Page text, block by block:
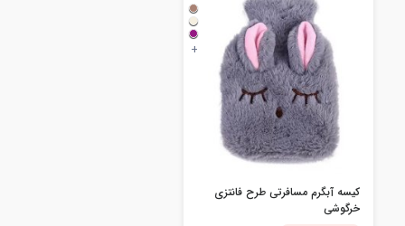
+
کیسه آبگرم مسافرتی طرح فانتزی
خرگوشی